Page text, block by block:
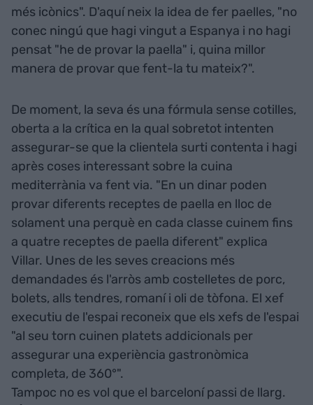
més icònics". D'aquí neix la idea de fer paelles, "no
conec ningú que hagi vingut a Espanya i no hagi
pensat "he de provar la paella" i, quina millor
manera de provar que fent-la tu mateix?".
De moment, la seva és una fórmula sense cotilles,
oberta a la crítica en la qual sobretot intenten
assegurar-se que la clientela surti contenta i hagi
après coses interessant sobre la cuina
mediterrània va fent via. "En un dinar poden
provar diferents receptes de paella en lloc de
solament una perquè en cada classe cuinem fins
a quatre receptes de paella diferent" explica
Villar. Unes de les seves creacions més
demandades és l'arròs amb costelletes de porc,
bolets, alls tendres, romaní i oli de tòfona. El xef
executiu de l'espai reconeix que els xefs de l'espai
"al seu torn cuinen platets addicionals per
assegurar una experiència gastronòmica
completa, de 360°".
Tampoc no es vol que el barceloní passi de llarg.